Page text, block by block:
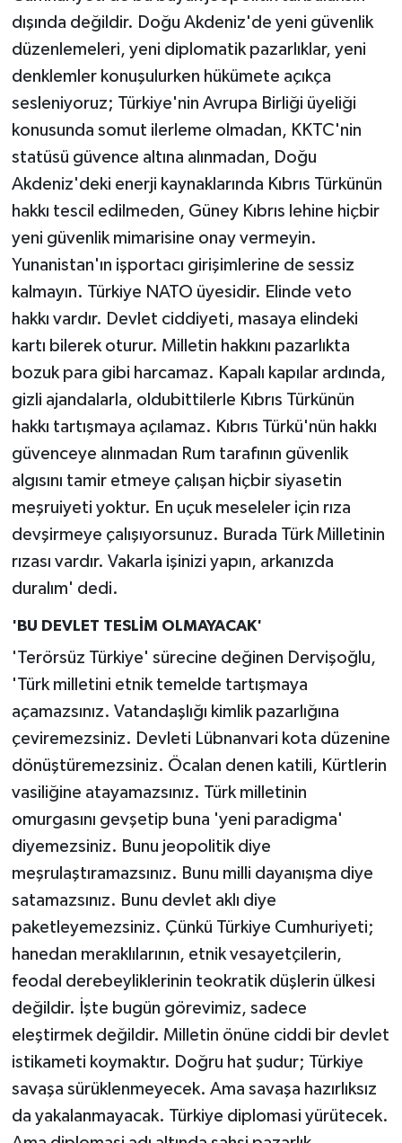
dışında değildir. Doğu Akdeniz'de yeni güvenlik
düzenlemeleri, yeni diplomatik pazarlıklar, yeni
denklemler konuşulurken hükümete açıkça
sesleniyoruz; Türkiye'nin Avrupa Birliği üyeliği
konusunda somut ilerleme olmadan, KKTC'nin
statüsü güvence altına alınmadan, Doğu
Akdeniz'deki enerji kaynaklarında Kıbrıs Türkünün
hakkı tescil edilmeden, Güney Kıbrıs lehine hiçbir
yeni güvenlik mimarisine onay vermeyin.
Yunanistan'ın işportacı girişimlerine de sessiz
kalmayın. Türkiye NATO üyesidir. Elinde veto
hakkı vardır. Devlet ciddiyeti, masaya elindeki
kartı bilerek oturur. Milletin hakkını pazarlıkta
bozuk para gibi harcamaz. Kapalı kapılar ardında,
gizli ajandalarla, oldubittilerle Kıbrıs Türkünün
hakkı tartışmaya açılamaz. Kıbrıs Türkü'nün hakkı
güvenceye alınmadan Rum tarafının güvenlik
algısını tamir etmeye çalışan hiçbir siyasetin
meşruiyeti yoktur. En uçuk meseleler için rıza
devşirmeye çalışıyorsunuz. Burada Türk Milletinin
rızası vardır. Vakarla işinizi yapın, arkanızda
duralım' dedi.
'BU DEVLET TESLİM OLMAYACAK'
'Terörsüz Türkiye' sürecine değinen Dervişoğlu,
'Türk milletini etnik temelde tartışmaya
açamazsınız. Vatandaşlığı kimlik pazarlığına
çeviremezsiniz. Devleti Lübnanvari kota düzenine
dönüştüremezsiniz. Öcalan denen katili, Kürtlerin
vasiliğine atayamazsınız. Türk milletinin
omurgasını gevşetip buna 'yeni paradigma'
diyemezsiniz. Bunu jeopolitik diye
meşrulaştıramazsınız. Bunu milli dayanışma diye
satamazsınız. Bunu devlet aklı diye
paketleyemezsiniz. Çünkü Türkiye Cumhuriyeti;
hanedan meraklılarının, etnik vesayetçilerin,
feodal derebeyliklerinin teokratik düşlerin ülkesi
değildir. İşte bugün görevimiz, sadece
eleştirmek değildir. Milletin önüne ciddi bir devlet
istikameti koymaktır. Doğru hat şudur; Türkiye
savaşa sürüklenmeyecek. Ama savaşa hazırlıksız
da yakalanmayacak. Türkiye diplomasi yürütecek.